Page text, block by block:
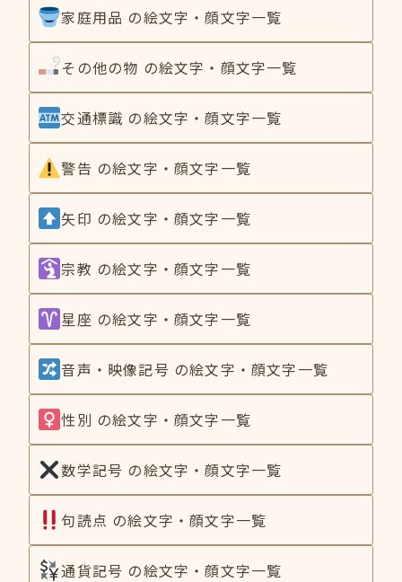
家庭用品 の絵文字・顔文字一覧
その他の物 の絵文字・顔文字一覧
交通標識 の絵文字・顔文字一覧
警告 の絵文字・顔文字一覧
矢印 の絵文字・顔文字一覧
宗教 の絵文字・顔文字一覧
星座 の絵文字・顔文字一覧
音声・映像記号 の絵文字・顔文字一覧
性別 の絵文字・顔文字一覧
数学記号 の絵文字・顔文字一覧
句読点 の絵文字・顔文字一覧
通貨記号 の絵文字・顔文字一覧